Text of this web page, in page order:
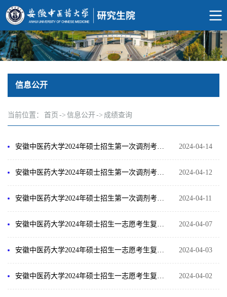
信息公开
当前位置： 首页 -> 信息公开-> 成绩查询
2024-04-14
2024-04-12
2024-04-11
2024-04-07
2024-04-03
2024-04-02